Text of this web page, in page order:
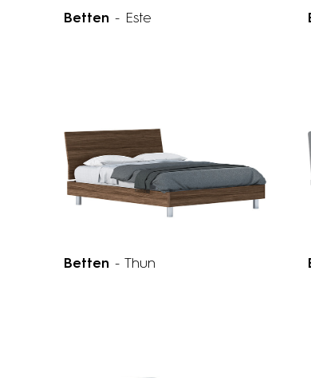
Betten - Este
Betten - Thun